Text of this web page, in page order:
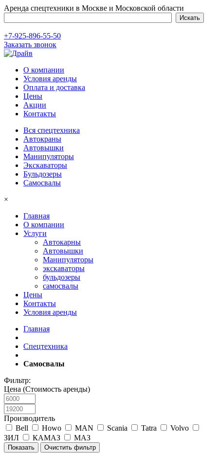
Аренда спецтехники в Москве и Московской области
+7-925-896-55-50
Заказать звонок
О компании
Условия аренды
Оплата и доставка
Цены
Акции
Контакты
Вся спецтехника
Автокраны
Автовышки
Манипуляторы
Экскаваторы
Бульдозеры
Самосвалы
×
Главная
О компании
Услуги
Автокарны
Автовышки
Манипуляторы
экскаваторы
бульдозеры
самосвалы
Цены
Контакты
Условия аренды
Главная
Спецтехника
Самосвалы
Фильтр:
Цена (Стоимость аренды)
Производитель
Bell
Howo MAN Scania Tatra
Volvo
ЗИЛ
КАМАЗ МАЗ